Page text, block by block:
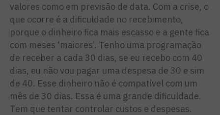
valores como em previsão de data. Com a crise, o
que ocorre é a dificuldade no recebimento,
porque o dinheiro fica mais escasso e a gente fica
com meses ‘maiores’. Tenho uma programação
de receber a cada 30 dias, se eu recebo com 40
dias, eu não vou pagar uma despesa de 30 e sim
de 40. Esse dinheiro não é compatível com um
mês de 30 dias. Essa é uma grande dificuldade.
Tem que tentar controlar custos e despesas.